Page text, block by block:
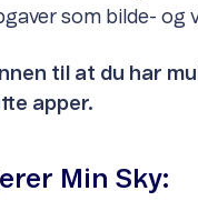
som bilde- og
til at du har
apper.
Min Sky: